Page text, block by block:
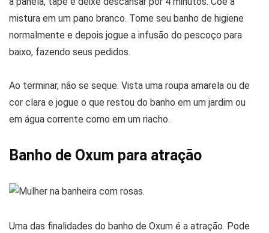
mistura em um pano branco. Tome seu banho de higiene
normalmente e depois jogue a infusão do pescoço para
baixo, fazendo seus pedidos.
Ao terminar, não se seque. Vista uma roupa amarela ou de
cor clara e jogue o que restou do banho em um jardim ou
em água corrente como em um riacho.
Banho de Oxum para atração
Uma das finalidades do banho de Oxum é a atração. Pode